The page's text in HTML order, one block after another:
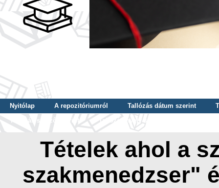
Nyitólap A repozitóriumról Tallózás dátum szerint
Tallózás szerző szerint
Tallózás nyelv szerint
Tételek ahol a
szakmenedzser"